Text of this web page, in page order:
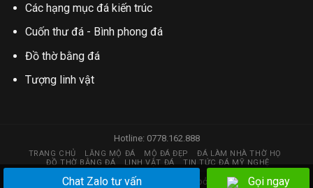
Các hạng mục đá kiến trúc
Cuốn thư đá - Bình phong đá
Đồ thờ bằng đá
Tượng linh vật
Hotline: 0778.162.888
TRANG CHỦ LĂNG MỘ ĐÁ MỘ ĐÁ ĐẸP
ĐÁ LÀM NHÀ THỜ HỌ
ĐỒ THỜ BẰNG ĐÁ
LINH VẬT ĐÁ TIN TỨC ĐÁ MỸ NGHỆ
Copyright 2026 © đá mỹ nghệ | Thiết kế web bởi huy.hstc@gmail.com
Chat Zalo tư vấn Gọi ngay